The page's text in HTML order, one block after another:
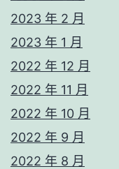
2023 年 2 月
2023 年 1 月
2022 年 12 月
2022 年 11 月
2022 年 10 月
2022 年 9 月
2022 年 8 月